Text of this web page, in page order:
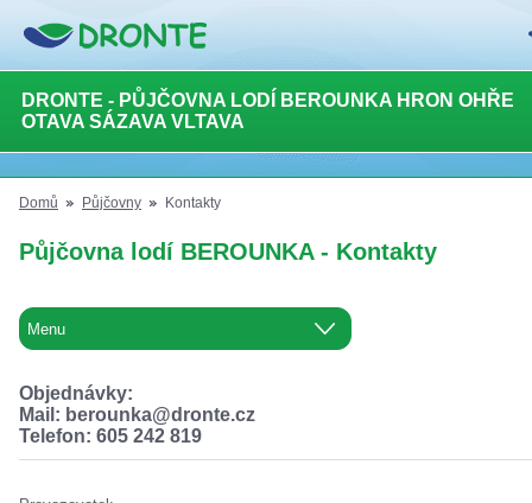
DRONTE - PŮJČOVNA LODÍ BEROUNKA HRON OHŘE
OTAVA SÁZAVA VLTAVA
Domů Půjčovny Kontakty
Půjčovna lodí BEROUNKA - Kontakty
Objednávky:
Mail: berounka@dronte.cz
Telefon: 605 242 819